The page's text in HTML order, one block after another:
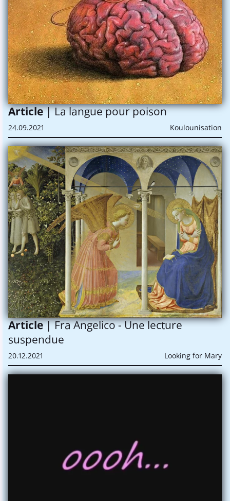
Article| La langue pour poison
24.09.2021 Koulounisation
Article| Fra Angelico - Une lecture
suspendue
20.12.2021 Looking for Mary